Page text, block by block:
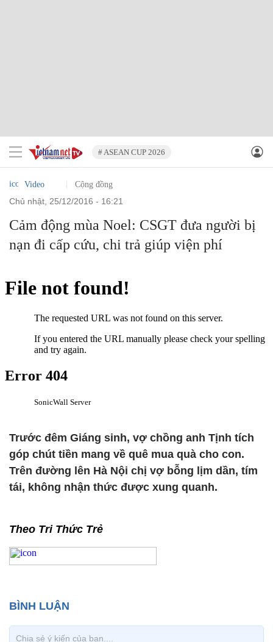
# ASEAN CUP 2026
Video Cộng đồng
chủ nhật, 25/12/2016 - 16:21
Cảm động mùa Noel: CSGT đưa người bị
nạn đi cấp cứu, chi trả giúp viện phí
Trước đêm Giáng sinh, vợ chồng anh Tịnh tích
góp chút tiền mang về quê mua quà cho con.
Trên đường lên Hà Nội chị vợ bỗng lịm dần, tím
tái, không nhận thức được xung quanh.
Theo Tri Thức Trẻ